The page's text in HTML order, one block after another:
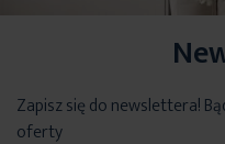
Zapisz się do newslettera!
oferty